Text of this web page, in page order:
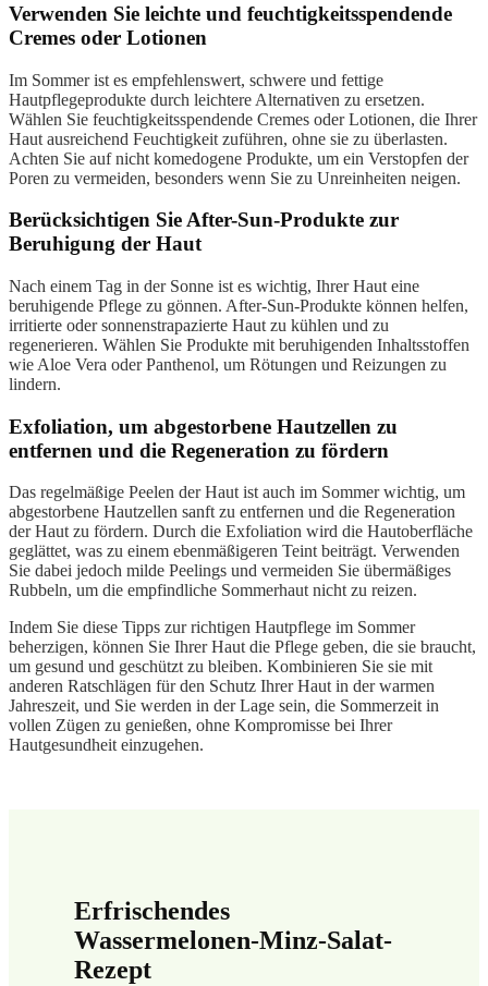
Verwenden Sie leichte und feuchtigkeitsspendende
Cremes oder Lotionen
Im Sommer ist es empfehlenswert, schwere und fettige
Hautpflegeprodukte durch leichtere Alternativen zu ersetzen.
Wählen Sie feuchtigkeitsspendende Cremes oder Lotionen, die Ihrer
Haut ausreichend Feuchtigkeit zuführen, ohne sie zu überlasten.
Achten Sie auf nicht komedogene Produkte, um ein Verstopfen der
Poren zu vermeiden, besonders wenn Sie zu Unreinheiten neigen.
Berücksichtigen Sie After-Sun-Produkte zur
Beruhigung der Haut
Nach einem Tag in der Sonne ist es wichtig, Ihrer Haut eine
beruhigende Pflege zu gönnen. After-Sun-Produkte können helfen,
irritierte oder sonnenstrapazierte Haut zu kühlen und zu
regenerieren. Wählen Sie Produkte mit beruhigenden Inhaltsstoffen
wie Aloe Vera oder Panthenol, um Rötungen und Reizungen zu
lindern.
Exfoliation, um abgestorbene Hautzellen zu
entfernen und die Regeneration zu fördern
Das regelmäßige Peelen der Haut ist auch im Sommer wichtig, um
abgestorbene Hautzellen sanft zu entfernen und die Regeneration
der Haut zu fördern. Durch die Exfoliation wird die Hautoberfläche
geglättet, was zu einem ebenmäßigeren Teint beiträgt. Verwenden
Sie dabei jedoch milde Peelings und vermeiden Sie übermäßiges
Rubbeln, um die empfindliche Sommerhaut nicht zu reizen.
Indem Sie diese Tipps zur richtigen Hautpflege im Sommer
beherzigen, können Sie Ihrer Haut die Pflege geben, die sie braucht,
um gesund und geschützt zu bleiben. Kombinieren Sie sie mit
anderen Ratschlägen für den Schutz Ihrer Haut in der warmen
Jahreszeit, und Sie werden in der Lage sein, die Sommerzeit in
vollen Zügen zu genießen, ohne Kompromisse bei Ihrer
Hautgesundheit einzugehen.
Erfrischendes
Wassermelonen-Minz-Salat-
Rezept